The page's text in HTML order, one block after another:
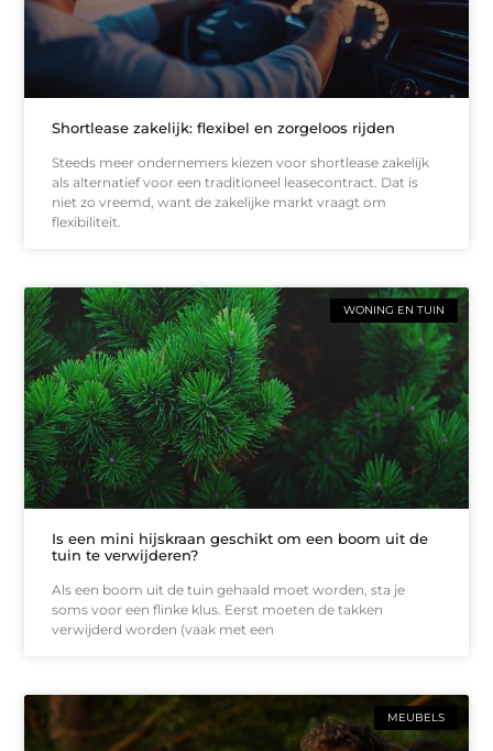
Shortlease zakelijk: flexibel en zorgeloos rijden
Steeds meer ondernemers kiezen voor shortlease zakelijk
als alternatief voor een traditioneel leasecontract. Dat is
niet zo vreemd, want de zakelijke markt vraagt om
flexibiliteit.
WONING EN TUIN
Is een mini hijskraan geschikt om een boom uit de
tuin te verwijderen?
Als een boom uit de tuin gehaald moet worden, sta je
soms voor een flinke klus. Eerst moeten de takken
verwijderd worden (vaak met een
MEUBELS